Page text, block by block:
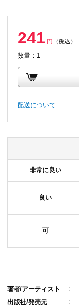
241 円 （税込）
数量：1
配送について
非常に良い
良い
可
著者/アーティスト
出版社/発売元